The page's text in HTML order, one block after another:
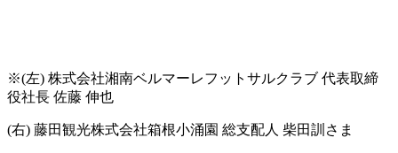
※(左) 株式会社湘南ベルマーレフットサルクラブ 代表取締
役社長 佐藤 伸也
(右) 藤田観光株式会社箱根小涌園 総支配人 柴田訓さま